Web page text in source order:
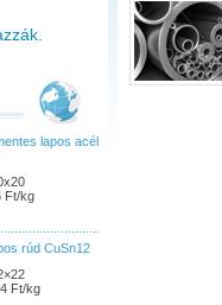
lapos acél
Ft/kg
rúd CuSn12
Ft/kg